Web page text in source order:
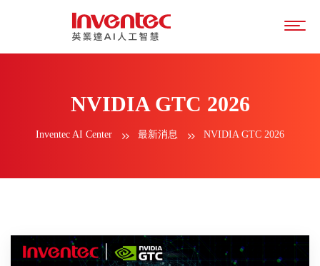
NVIDIA GTC 2026
Inventec AI Center 最新消息 NVIDIA GTC 2026